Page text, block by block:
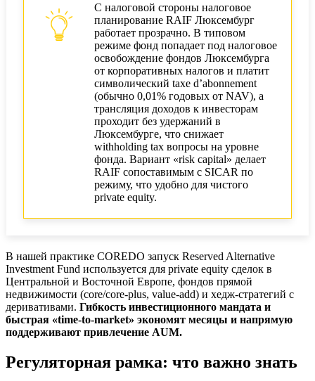
С налоговой стороны налоговое
планирование RAIF Люксембург
работает прозрачно. В типовом
режиме фонд попадает под налоговое
освобождение фондов Люксембурга
от корпоративных налогов и платит
символический taxe d’abonnement
(обычно 0,01% годовых от NAV), а
трансляция доходов к инвесторам
проходит без удержаний в
Люксембурге, что снижает
withholding tax вопросы на уровне
фонда. Вариант «risk capital» делает
RAIF сопоставимым с SICAR по
режиму, что удобно для чистого
private equity.
В нашей практике COREDO запуск Reserved Alternative
Investment Fund используется для private equity сделок в
Центральной и Восточной Европе, фондов прямой
недвижимости (core/core-plus, value-add) и хедж-стратегий с
деривативами. Гибкость инвестиционного мандата и
быстрая «time-to-market» экономят месяцы и напрямую
поддерживают привлечение AUM.
Регуляторная рамка: что важно знать